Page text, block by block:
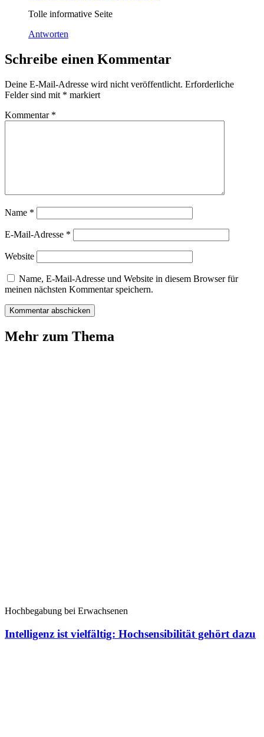
Tolle informative Seite
Antworten
Schreibe einen Kommentar
Deine E-Mail-Adresse wird nicht veröffentlicht. Erforderliche
Felder sind mit * markiert
Kommentar *
Name *
E-Mail-Adresse *
Website
Name, E-Mail-Adresse und Website in diesem Browser für
meinen nächsten Kommentar speichern.
Mehr zum Thema
Hochbegabung bei Erwachsenen
Intelligenz ist vielfältig: Hochsensibilität gehört dazu